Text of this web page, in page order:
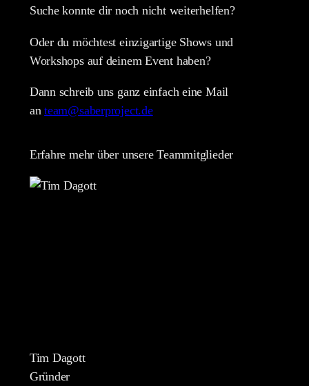
Suche konnte dir noch nicht weiterhelfen?
Oder du möchtest einzigartige Shows und
Workshops auf deinem Event haben?
Dann schreib uns ganz einfach eine Mail
anteam@saberproject.de
Erfahre mehr über unsere Teammitglieder
Tim Dagott
Gründer